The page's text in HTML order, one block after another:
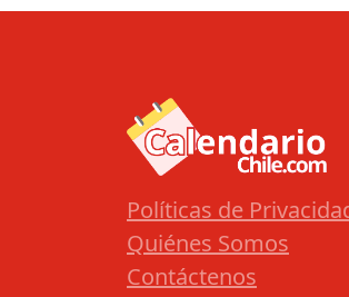
Políticas de
Quiénes Somos
Contáctenos